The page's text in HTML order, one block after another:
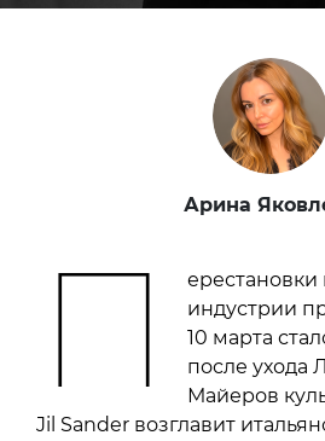
Арина
П
индустрии
10 марта
после ухода
Майеров
Jil Sander возглавит